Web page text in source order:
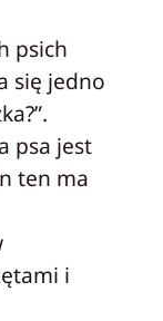
psich
się jedno
psa jest
ten ma
i